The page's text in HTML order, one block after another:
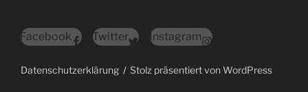
Facebook Twitter Instagram
Datenschutzerklärung Stolz präsentiert von WordPress